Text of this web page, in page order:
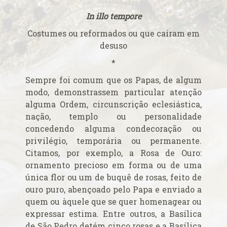
Algumas fotos do Santo Padre no Reino Unido
Altar onde será venerado João Paulo II
Ambientes que favorecem a prática da virtude
Aniversário da proclamação do dogma da Assunção da
Aniversário do Cardeal emérito do Rio de Janeiro
Aniversário do governo do Arcebispo de Olinda e
Recife
Anjo da Guarda do Brasil
Antes do consistório, nomeados reúnem-se com o Papa
Anúncio (Kalendas) do Natal do Senhor em 2015
Aprovada beatificação de Irmã Dulce
Ara Dei Christus est!
Arautos do Evangelho e Sucumbíos
Arcebispo brasileiro é o novo Prefeito para os
In illo tempore
Costumes ou reformados ou que caíram em
desuso
*
Sempre foi comum que os Papas, de algum
modo, demonstrassem particular atenção
alguma Ordem, circunscrição eclesiástica,
nação, templo ou personalidade
concedendo alguma condecoração ou
privilégio, temporária ou permanente.
Citamos, por exemplo, a Rosa de Ouro:
ornamento precioso em forma ou de uma
única flor ou um de buquê de rosas, feito de
ouro puro, abençoado pelo Papa e enviado a
quem ou àquele que se quer homenagear ou
expressar estima. Entre outros, a Basílica